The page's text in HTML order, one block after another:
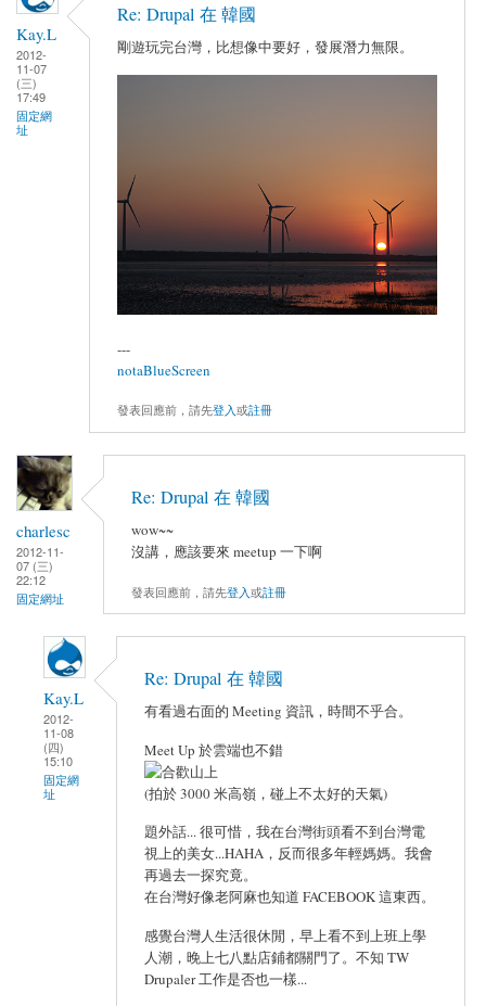
Kay.L
2012-
11-07
(三)
17:49
固定網
址
Re: Drupal 在 韓國
剛遊玩完台灣，比想像中要好，發展潛力無限。
---
notaBlueScreen
發表回應前，請先登入或註冊
charlesc
2012-11-
07 (三)
22:12
固定網址
Re: Drupal 在 韓國
wow~~
沒講，應該要來 meetup 一下啊
發表回應前，請先登入或註冊
Kay.L
2012-
11-08
(四)
15:10
固定網
址
Re: Drupal 在 韓國
有看過右面的 Meeting 資訊，時間不乎合。
Meet Up 於雲端也不錯
(拍於 3000 米高嶺，碰上不太好的天氣)
題外話... 很可惜，我在台灣街頭看不到台灣電
視上的美女...HAHA，反而很多年輕媽媽。我會
再過去一探究竟。
在台灣好像老阿麻也知道 FACEBOOK 這東西。
感覺台灣人生活很休閒，早上看不到上班上學
人潮，晚上七八點店鋪都關門了。不知 TW
Drupaler 工作是否也一樣...